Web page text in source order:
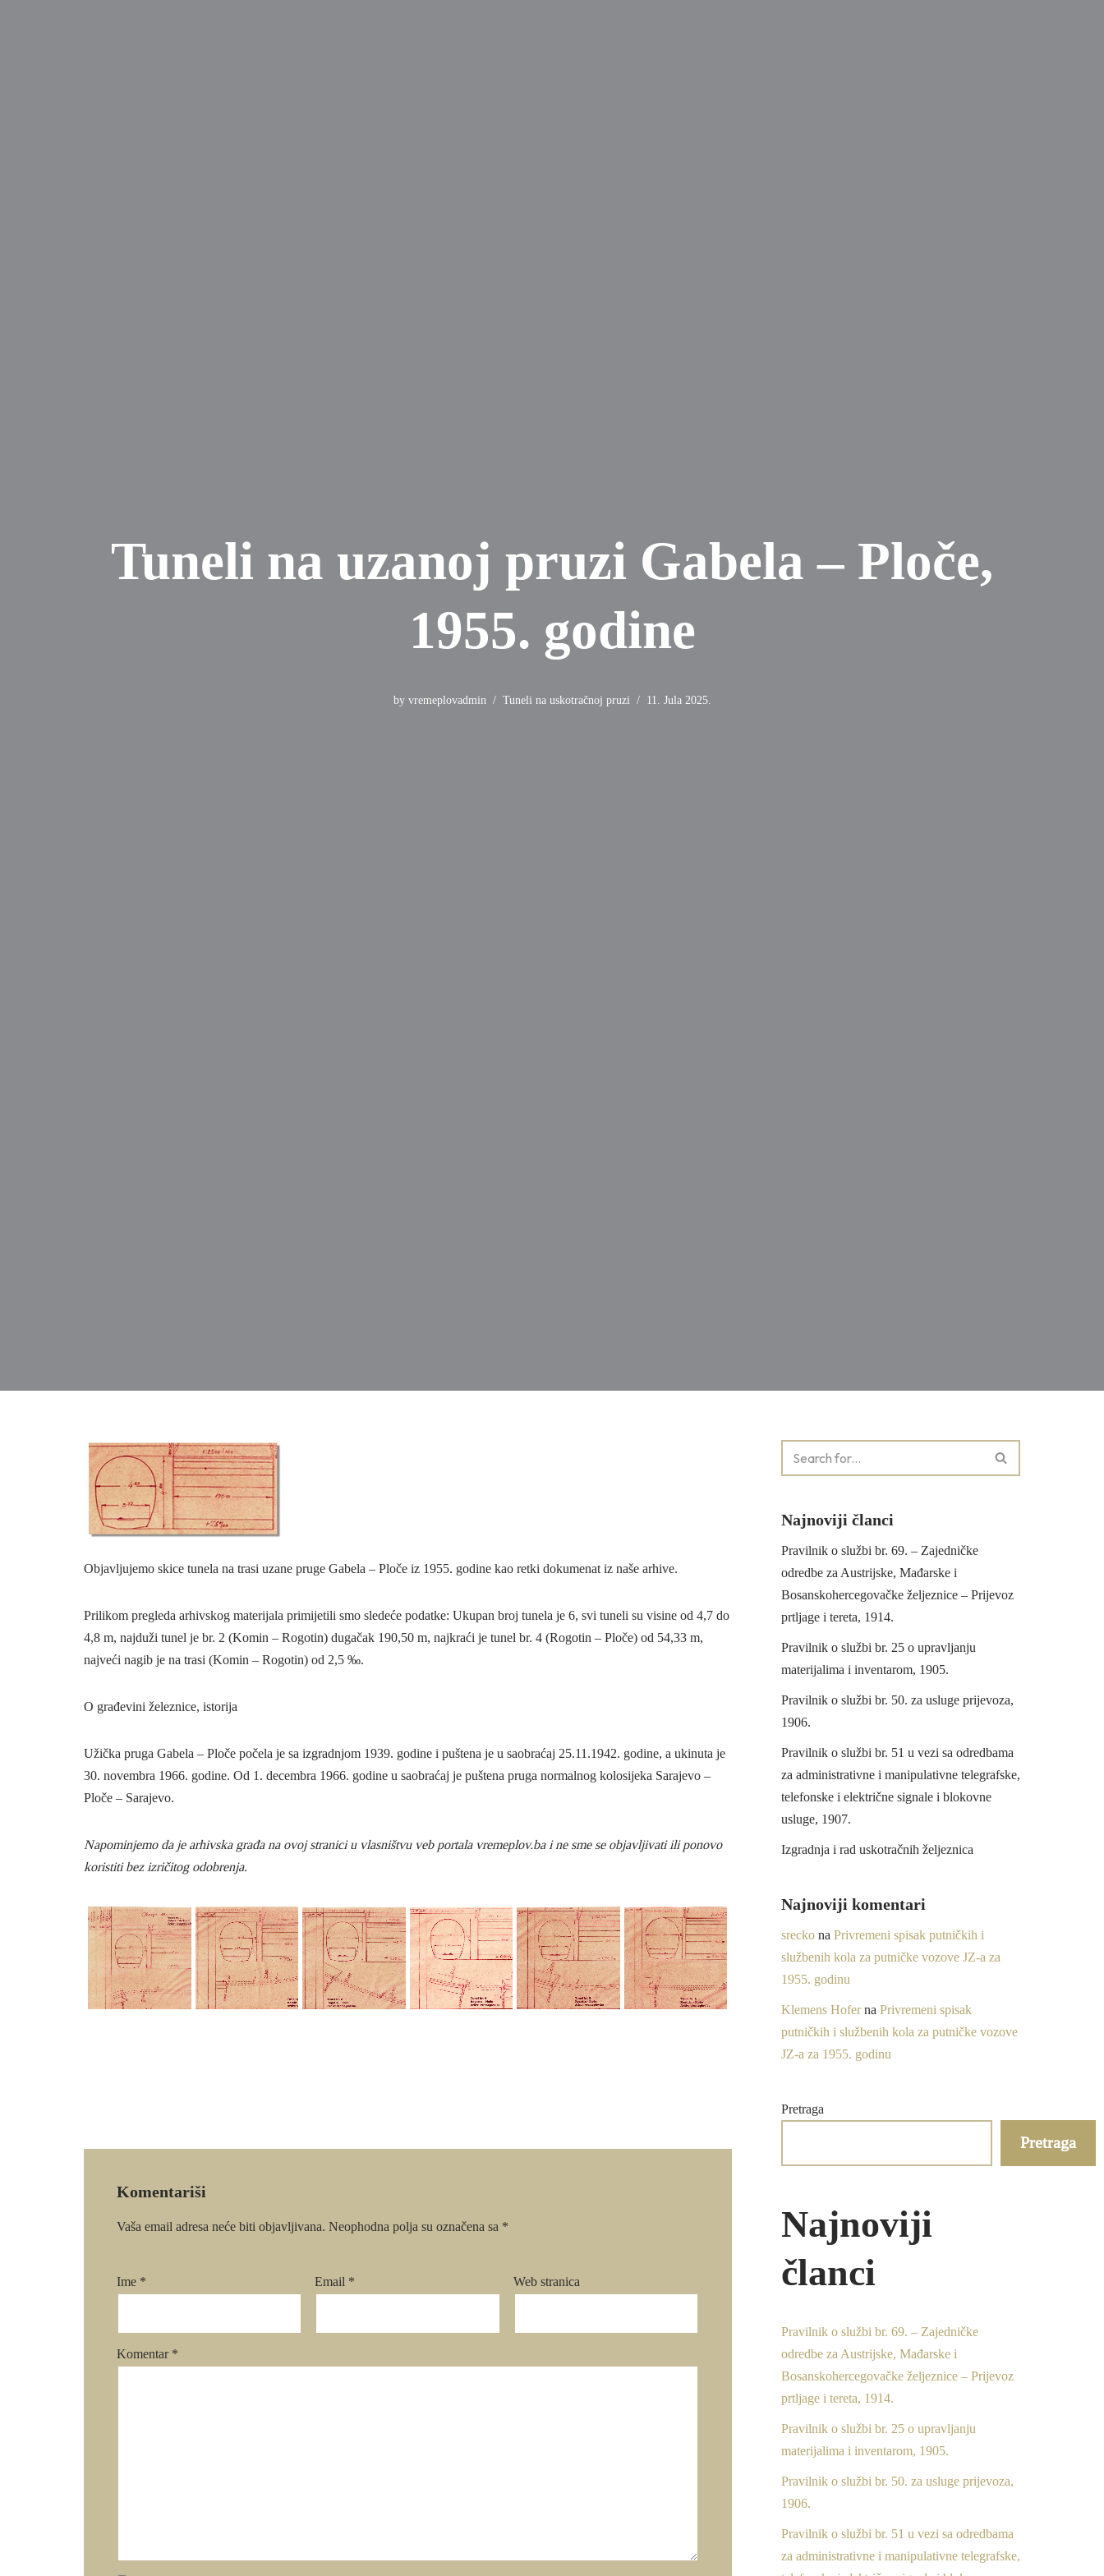
Tuneli na uzanoj pruzi Gabela – Ploče,
1955. godine
by vremeplovadmin Tuneli na uskotračnoj pruzi 11. Jula 2025.
Objavljujemo skice tunela na trasi uzane pruge Gabela – Ploče iz 1955. godine kao retki dokumenat iz naše arhive.
Prilikom pregleda arhivskog materijala primijetili smo sledeće podatke: Ukupan broj tunela je 6, svi tuneli su visine od 4,7 do
4,8 m, najduži tunel je br. 2 (Komin – Rogotin) dugačak 190,50 m, najkraći je tunel br. 4 (Rogotin – Ploče) od 54,33 m,
najveći nagib je na trasi (Komin – Rogotin) od 2,5 ‰.
O građevini železnice, istorija
Užička pruga Gabela – Ploče počela je sa izgradnjom 1939. godine i puštena je u saobraćaj 25.11.1942. godine, a ukinuta je
30. novembra 1966. godine. Od 1. decembra 1966. godine u saobraćaj je puštena pruga normalnog kolosijeka Sarajevo –
Ploče – Sarajevo.
Napominjemo da je arhivska građa na ovoj stranici u vlasništvu veb portala vremeplov.ba i ne sme se objavljivati ili ponovo
koristiti bez izričitog odobrenja.
Komentariši
Vaša email adresa neće biti objavljivana. Neophodna polja su označena sa *
Ime * Email * Web stranica
Komentar *
Najnoviji članci
Pravilnik o službi br. 69. – Zajedničke
odredbe za Austrijske, Mađarske i
Bosanskohercegovačke željeznice – Prijevoz
prtljage i tereta, 1914.
Pravilnik o službi br. 25 o upravljanju
materijalima i inventarom, 1905.
Pravilnik o službi br. 50. za usluge prijevoza,
1906.
Pravilnik o službi br. 51 u vezi sa odredbama
za administrativne i manipulativne telegrafske,
telefonske i električne signale i blokovne
usluge, 1907.
Izgradnja i rad uskotračnih željeznica
Najnoviji komentari
srecko na Privremeni spisak putničkih i
službenih kola za putničke vozove JZ-a za
1955. godinu
Klemens Hoferna Privremeni spisak
putničkih i službenih kola za putničke vozove
JZ-a za 1955. godinu
Pretraga
Pretraga
Najnoviji
članci
Pravilnik o službi br. 69. – Zajedničke
odredbe za Austrijske, Mađarske i
Bosanskohercegovačke željeznice – Prijevoz
prtljage i tereta, 1914.
Pravilnik o službi br. 25 o upravljanju
materijalima i inventarom, 1905.
Pravilnik o službi br. 50. za usluge prijevoza,
1906.
Pravilnik o službi br. 51 u vezi sa odredbama
za administrativne i manipulativne telegrafske,